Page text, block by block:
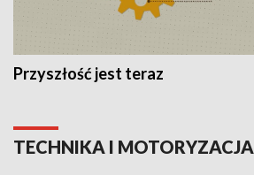
Przyszłość jest teraz
TECHNIKA I MOTORYZACJA